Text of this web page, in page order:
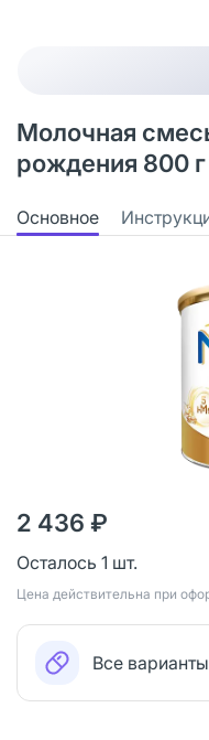
Молочная
рождения 800 г
Основное
2 436 ₽
Осталось 1 шт.
Цена действительна при
Все